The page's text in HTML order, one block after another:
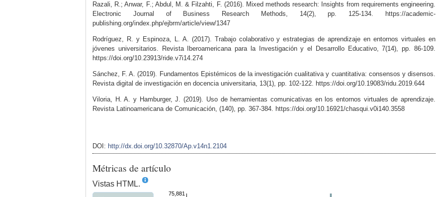
Razali, R.; Anwar, F.; Abdul, M. & Filzahti, F. (2016). Mixed methods research: Insights from requirements engineering.
Electronic Journal of Business Research Methods, 14(2), pp. 125-134. https://academic-
publishing.org/index.php/ejbrm/article/view/1347
Rodríguez, R. y Espinoza, L. A. (2017). Trabajo colaborativo y estrategias de aprendizaje en entornos virtuales en
jóvenes universitarios. Revista Iberoamericana para la Investigación y el Desarrollo Educativo, 7(14), pp. 86-109.
https://doi.org/10.23913/ride.v7i14.274
Sánchez, F. A. (2019). Fundamentos Epistémicos de la investigación cualitativa y cuantitativa: consensos y disensos.
Revista digital de investigación en docencia universitaria, 13(1), pp. 102-122. https://doi.org/10.19083/ridu.2019.644
Viloria, H. A. y Hamburger, J. (2019). Uso de herramientas comunicativas en los entornos virtuales de aprendizaje.
Revista Latinoamericana de Comunicación, (140), pp. 367-384. https://doi.org/10.16921/chasqui.v0i140.3558
DOI: http://dx.doi.org/10.32870/Ap.v14n1.2104
Métricas de artículo
Vistas HTML.
75,881